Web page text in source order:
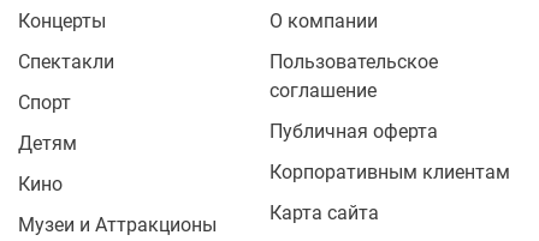
Концерты
Спектакли
Спорт
Детям
Кино
Музеи и Аттракционы
О компании
Пользовательское
соглашение
Публичная оферта
Корпоративным клиентам
Карта сайта